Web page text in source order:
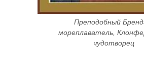
Преподобный
мореплаватель,
чудотворец